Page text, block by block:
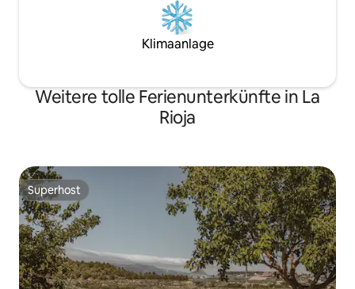
Klimaanlage
Weitere tolle Ferienunterkünfte in La
Rioja
Superhost
Superhost